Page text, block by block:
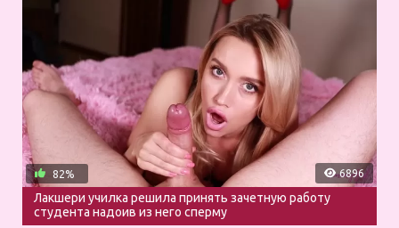
6896
82%
Лакшери училка решила принять зачетную работу
студента надоив из него сперму